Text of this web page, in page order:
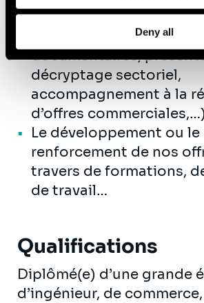
Deny all
practice Performance
(rédaction d’articles,
documentaires,
décryptage sectoriel,
accompagnement à la
d’offres commerciales,…)
Le développement ou le
renforcement de nos
travers de formations,
de travail…
Qualifications
Diplômé(e) d’une grande
d’ingénieur, de